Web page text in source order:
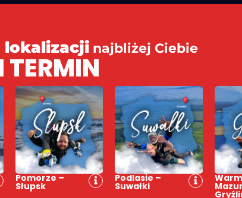
lokalizacji najbliżej Ciebie
TERMIN
Pomorze –
Słupsk
Podlasie –
Suwałki